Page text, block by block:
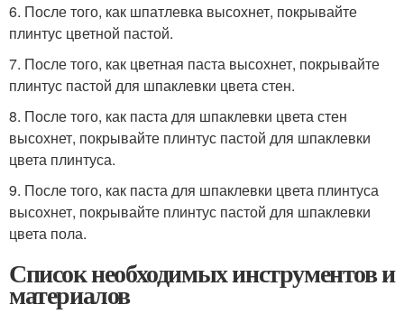
6. После того, как шпатлевка высохнет, покрывайте
плинтус цветной пастой.
7. После того, как цветная паста высохнет, покрывайте
плинтус пастой для шпаклевки цвета стен.
8. После того, как паста для шпаклевки цвета стен
высохнет, покрывайте плинтус пастой для шпаклевки
цвета плинтуса.
9. После того, как паста для шпаклевки цвета плинтуса
высохнет, покрывайте плинтус пастой для шпаклевки
цвета пола.
Список необходимых инструментов и
материалов